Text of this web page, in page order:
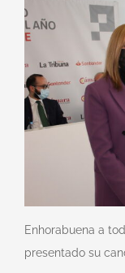
Enhorabuena a
presentado su